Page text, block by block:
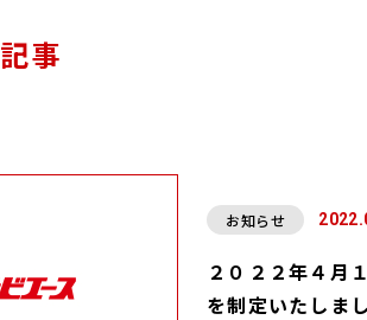
事
お知らせ
２０２２年４月
を制定いたしま